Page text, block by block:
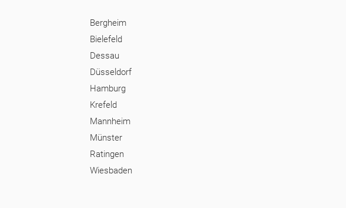
Bergheim
Bielefeld
Dessau
Düsseldorf
Hamburg
Krefeld
Mannheim
Münster
Ratingen
Wiesbaden